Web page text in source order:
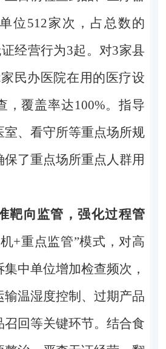
位 512家次，占总数的
经营行为3起。对3家县
家民办医院在用的医疗设
，覆盖率达100%。指导
室、看守所等重点场所规
了重点场所重点人群用
靶向监管，强化过程管
+重点监管”模式，对高
中单位增加检查频次，
输温湿度控制、过期产品
召回等关键环节。结合食